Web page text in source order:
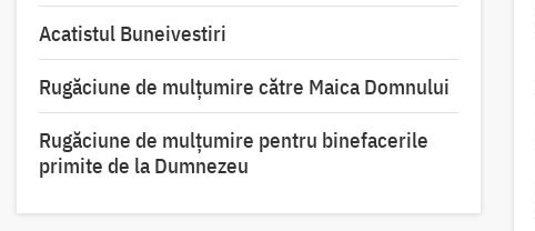
Acatistul Buneivestiri
Rugăciune de mulţumire către Maica Domnului
Rugăciune de mulțumire pentru binefacerile
primite de la Dumnezeu